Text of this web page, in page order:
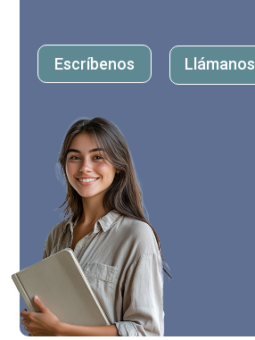
Escríbenos Llámanos